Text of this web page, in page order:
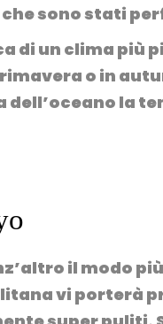
sono stati
di un clima più
o in
dell’oceano la
il modo
vi porterà